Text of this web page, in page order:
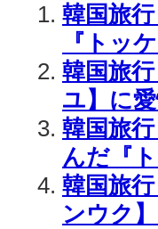
韓国旅
『トッ
韓国旅
ユ】に
韓国旅
んだ『
韓国旅
ンウク